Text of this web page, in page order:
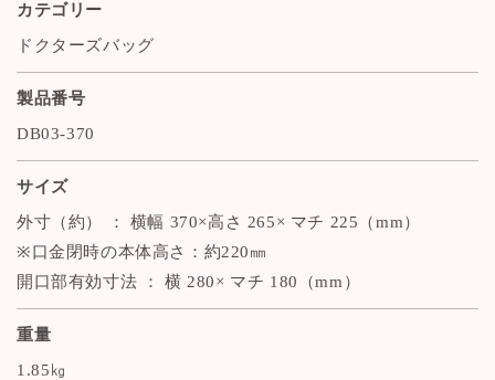
カテゴリー
ドクターズバッグ
製品番号
DB03-370
サイズ
外寸（約） ： 横幅 370×高さ 265× マチ 225（mm）
※口金閉時の本体高さ：約220㎜
開口部有効寸法 ： 横 280× マチ 180（mm）
重量
1.85㎏